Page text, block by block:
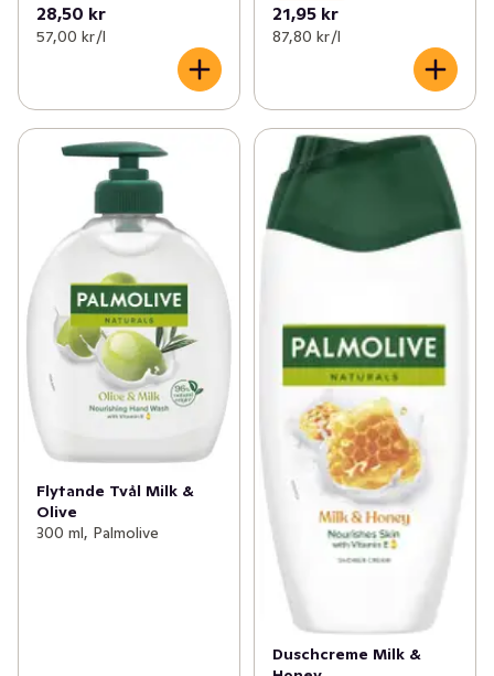
28,50 kr
57,00 kr /l
21,95 kr
87,80 kr /l
Flytande Tvål Milk &
Olive
300 ml, Palmolive
Duschcreme Milk &